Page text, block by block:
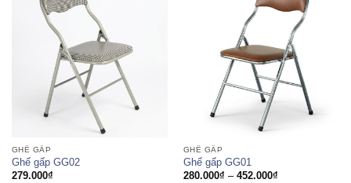
GHẾ GẤP
Ghế gấp GG02
279.000₫
GHẾ GẤP
Ghế gấp GG01
280.000₫ – 452.000₫Khoảng